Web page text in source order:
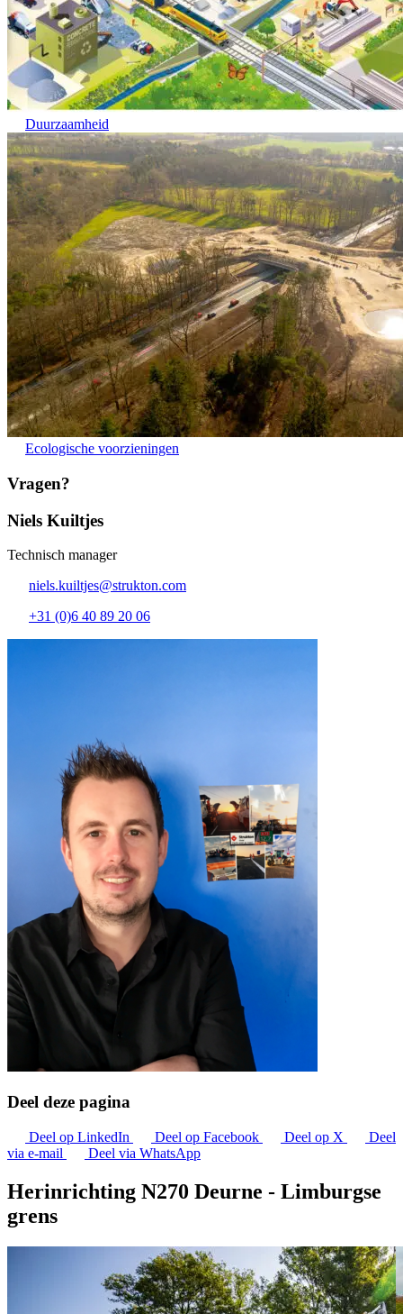
Duurzaamheid
Ecologische voorzieningen
Vragen?
Niels Kuiltjes
Technisch manager
niels.kuiltjes@strukton.com
+31 (0)6 40 89 20 06
Deel deze pagina
Deel op LinkedIn Deel op Facebook Deel op X
Deel
via e-mail
Deel via WhatsApp
Herinrichting N270 Deurne - Limburgse
grens